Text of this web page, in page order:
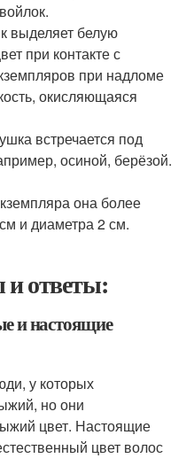
выделяет белую
при контакте с
при надломе
окисляющаяся
встречается под
осиной, берёзой.
она более
и диаметра 2 см.
ответы:
и настоящие
у которых
но они
цвет. Настоящие
цвет волос